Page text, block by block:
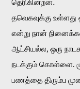
தவெகவுக்கு உள்ளது
என்று நான்
ஆட்சியல்ல, ஒரு
நடக்கும் கொள்ளை.
பணத்தை திரும்ப